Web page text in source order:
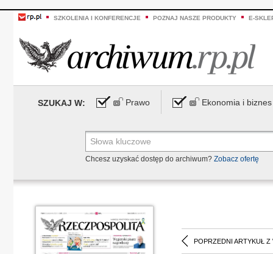
SZKOLENIA I KONFERENCJE POZNAJ NASZE PRODUKTY E-
SZUKAJ W: Prawo Ekonomia i biznes
Chcesz uzyskać dostęp do archiwum? Zobacz ofertę
POPRZEDNI ARTYKUŁ Z